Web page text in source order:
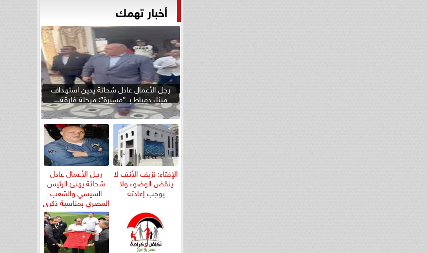
أخبار تهمك
رجل الأعمال عادل شحاتة يدين استهداف
ميناء دمياط بـ ”مسيرة”: مرحلة فارقة...
الإفتاء: نزيف الأنف لا
ينقض الوضوء ولا
يوجب إعادته
رجل الأعمال عادل
شحاتة يهنئ الرئيس
السيسي والشعب
المصري بمناسبة ذكرى
ثورة...